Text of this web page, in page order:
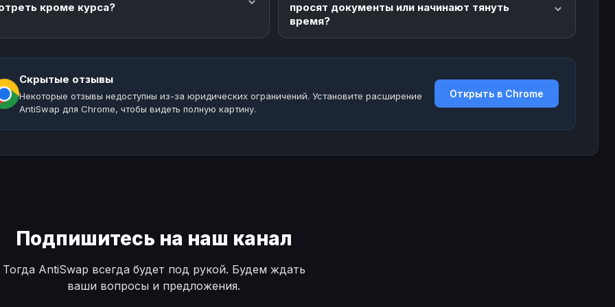
кроме курса?
просят документы или начинают тянуть
время?
Скрытые отзывы
Некоторые отзывы недоступны из-за юридических ограничений. Установите расширение
AntiSwap для Chrome, чтобы видеть полную картину.
Открыть в Chrome
Подпишитесь на наш канал
Тогда AntiSwap всегда будет под рукой. Будем ждать
ваши вопросы и предложения.